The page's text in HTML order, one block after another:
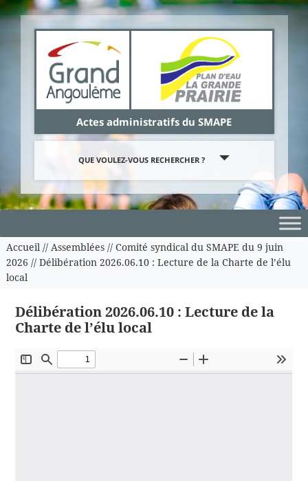
Actes administratifs du SMAPE
QUE VOULEZ-VOUS RECHERCHER ?
Accueil// Assemblées// Comité syndical du SMAPE du 9 juin
2026 // Délibération 2026.06.10 : Lecture de la Charte de l’élu
local
Délibération 2026.06.10 : Lecture de la
Charte de l’élu local
Panneau de gestion des cookies